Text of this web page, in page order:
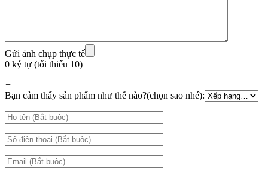
Gửi ảnh chụp thực tế
0 ký tự (tối thiểu 10)
+
Bạn cảm thấy sản phẩm như thế nào?(chọn sao nhé):